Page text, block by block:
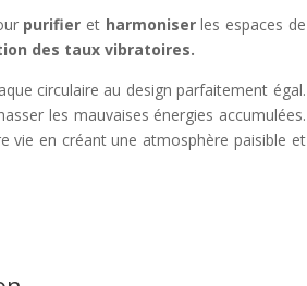
purifier et harmoniserles espaces de
des taux vibratoires.
circulaire au design parfaitement égal.
les mauvaises énergies accumulées.
vie en créant une atmosphère paisible et